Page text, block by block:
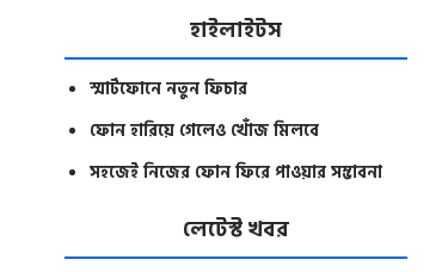
হাইলাইটস
স্মার্টফোনে নতুন ফিচার
ফোন হারিয়ে গেলেও খোঁজ মিলবে
সহজেই নিজের ফোন ফিরে পাওয়ার সম্ভাবনা
লেটেস্ট খবর